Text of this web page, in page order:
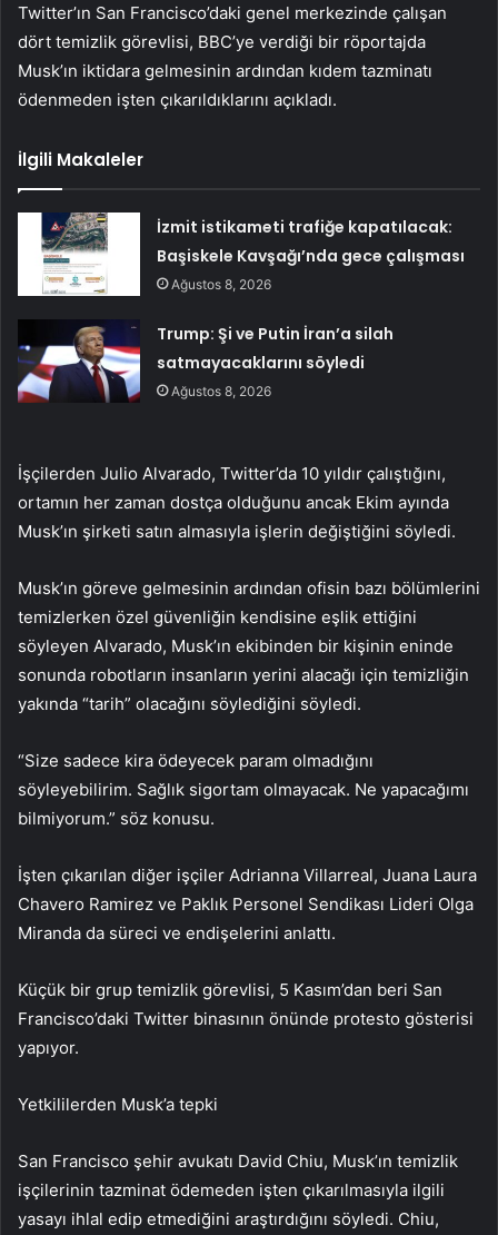
Twitter’ın San Francisco’daki genel merkezinde çalışan
dört temizlik görevlisi, BBC’ye verdiği bir röportajda
Musk’ın iktidara gelmesinin ardından kıdem tazminatı
ödenmeden işten çıkarıldıklarını açıkladı.
İlgili Makaleler
İzmit istikameti trafiğe kapatılacak:
Başiskele Kavşağı’nda gece çalışması
Ağustos 8, 2026
Trump: Şi ve Putin İran’a silah
satmayacaklarını söyledi
Ağustos 8, 2026
İşçilerden Julio Alvarado, Twitter’da 10 yıldır çalıştığını,
ortamın her zaman dostça olduğunu ancak Ekim ayında
Musk’ın şirketi satın almasıyla işlerin değiştiğini söyledi.
Musk’ın göreve gelmesinin ardından ofisin bazı bölümlerini
temizlerken özel güvenliğin kendisine eşlik ettiğini
söyleyen Alvarado, Musk’ın ekibinden bir kişinin eninde
sonunda robotların insanların yerini alacağı için temizliğin
yakında “tarih” olacağını söylediğini söyledi.
“Size sadece kira ödeyecek param olmadığını
söyleyebilirim. Sağlık sigortam olmayacak. Ne yapacağımı
bilmiyorum.” söz konusu.
İşten çıkarılan diğer işçiler Adrianna Villarreal, Juana Laura
Chavero Ramirez ve Paklık Personel Sendikası Lideri Olga
Miranda da süreci ve endişelerini anlattı.
Küçük bir grup temizlik görevlisi, 5 Kasım’dan beri San
Francisco’daki Twitter binasının önünde protesto gösterisi
yapıyor.
Yetkililerden Musk’a tepki
San Francisco şehir avukatı David Chiu, Musk’ın temizlik
işçilerinin tazminat ödemeden işten çıkarılmasıyla ilgili
yasayı ihlal edip etmediğini araştırdığını söyledi. Chiu,